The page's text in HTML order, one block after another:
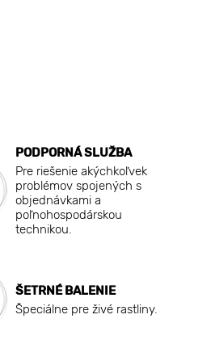
PODPORNÁ SLUŽBA
Pre riešenie akýchkoľvek
problémov spojených s
objednávkami a
poľnohospodárskou
technikou.
ŠETRNÉ BALENIE
Špeciálne pre živé rastliny.